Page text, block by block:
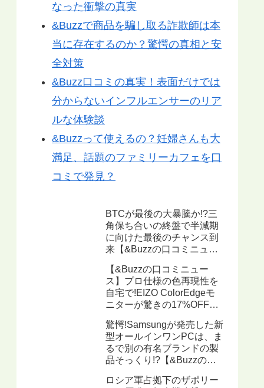
なった衝撃の真実
&Buzzで商品を騙し取る詐欺師は本
当に存在するのか？驚愕の真相と安
全対策
&Buzz口コミの真実！表面だけでは
分からないインフルエンサーのリア
ルな体験談
&Buzzって使えるの？妊婦さんも大
満足、話題のファミリーカフェを口
コミで発見？
BTCが最後の大暴騰か!?三
角保ち合いの終盤で半減期
に向けた最後のチャンス到
来【&Buzzの口コミニュー
【&Buzzの口コミニュー
ス】プロ仕様の色再現性を
自宅で!EIZO ColorEdgeモ
ニターが驚きの17%OFF、
ション機能搭載で写真・動
画編集に最適
驚愕!Samsungが発売した新
型オールインワンPCは、ま
るで別の有名ブランドの製
品そっくり!?【&Buzzの口
ロシア軍占拠下のザポリー